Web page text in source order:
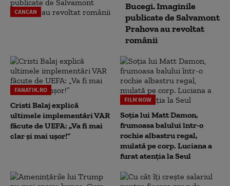
CANCAN
Bucegi. Imaginile
publicate de Salvamont
Prahova au revoltat
românii
FANATIK.RO
Cristi Balaj explică
ultimele implementări VAR
făcute de UEFA: „Va fi mai
clar și mai ușor!”
FILM NOW
Soția lui Matt Damon,
frumoasa balului într-o
rochie albastru regal,
mulată pe corp. Luciana a
furat atenția la Seul